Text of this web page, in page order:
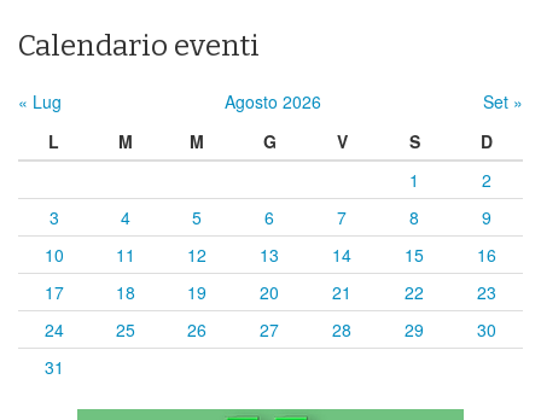
Calendario eventi
« Lug Agosto 2026
Set »
L
M M G V S
D
1
2
3
4 5 6 7 8
9
10
11 12 13 14 15
16
17
18 19 20 21 22
23
24
25 26 27 28 29
30
31